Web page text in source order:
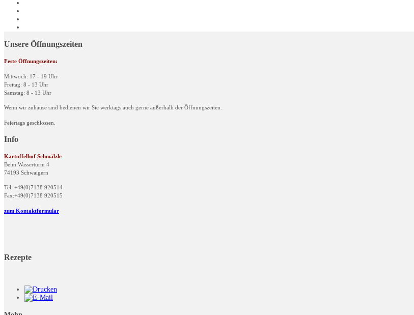
Unsere Öffnungszeiten
Feste Öffnungszeiten:
Mittwoch: 17 - 19 Uhr
Freitag: 8 - 13 Uhr
Samstag: 8 - 13 Uhr
Wenn wir zuhause sind bedienen wir Sie werktags auch gerne außerhalb der Öffnungszeiten.
Feiertags geschlossen.
Info
Kartoffelhof Schmälzle
Beim Wasserturm 4
74193 Schwaigern
Tel: +49(0)7138 920514
Fax:+49(0)7138 920515
zum Kontaktformular
Rezepte